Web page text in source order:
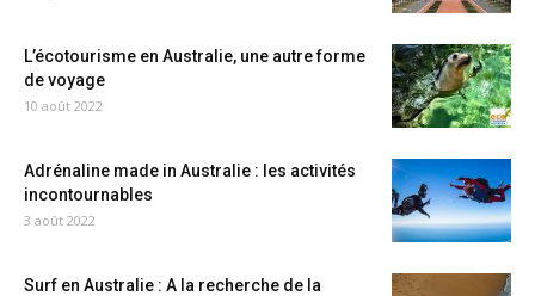
L’écotourisme en Australie, une autre forme
de voyage
10 août 2022
Adrénaline made in Australie : les activités
incontournables
3 août 2022
Surf en Australie : A la recherche de la